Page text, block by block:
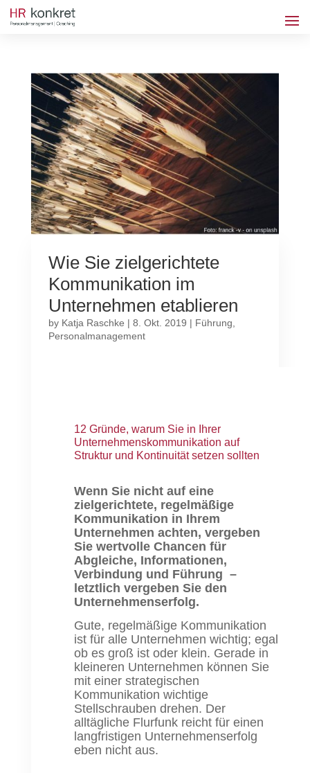
Wie Sie zielgerichtete
Kommunikation im
Unternehmen etablieren
by Katja Raschke | 8. Okt. 2019 | Führung
Personalmanagement
12 Gründe, warum Sie in Ihrer
Unternehmenskommunikation auf
Struktur und Kontinuität setzen sollten
Wenn Sie nicht auf eine
zielgerichtete, regelmäßige
Kommunikation in Ihrem
Unternehmen achten, vergeben
Sie wertvolle Chancen für
Abgleiche, Informationen,
Verbindung und Führung –
letztlich vergeben Sie den
Unternehmenserfolg.
Gute, regelmäßige Kommunikation
ist für alle Unternehmen wichtig; egal
ob es groß ist oder klein. Gerade in
kleineren Unternehmen können Sie
mit einer strategischen
Kommunikation wichtige
Stellschrauben drehen. Der
alltägliche Flurfunk reicht für einen
langfristigen Unternehmenserfolg
eben nicht aus.